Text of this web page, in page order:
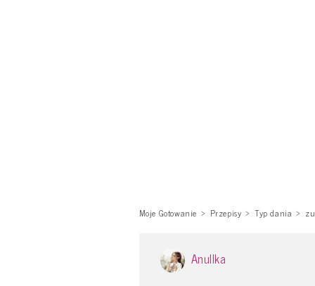
Moje Gotowanie Przepisy Typ dania
Anullka